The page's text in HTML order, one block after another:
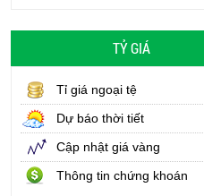
TỶ GIÁ
Tỉ giá ngoại tệ
Dự báo thời tiết
Cập nhật giá vàng
Thông tin chứng khoán